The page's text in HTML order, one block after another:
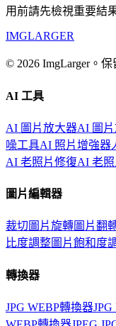
用前請先檢視重要結
IMGLARGER
© 2026 ImgLarger。保
AI 工具
AI 圖片放大器AI 圖
噪工具AI 照片增強器
AI 老照片修復AI 老
圖片編輯器
裁切圖片旋轉圖片翻
比度調整圖片飽和度
轉換器
JPG WEBP轉換器